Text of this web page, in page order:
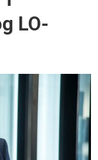
LO-